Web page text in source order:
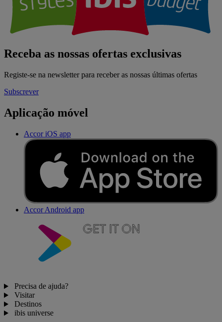
Receba as nossas ofertas exclusivas
Registe-se na newsletter para receber as nossas últimas ofertas
Subscrever
Aplicação móvel
Accor iOS app
Accor Android app
Precisa de ajuda?
Visitar
Destinos
ibis universe